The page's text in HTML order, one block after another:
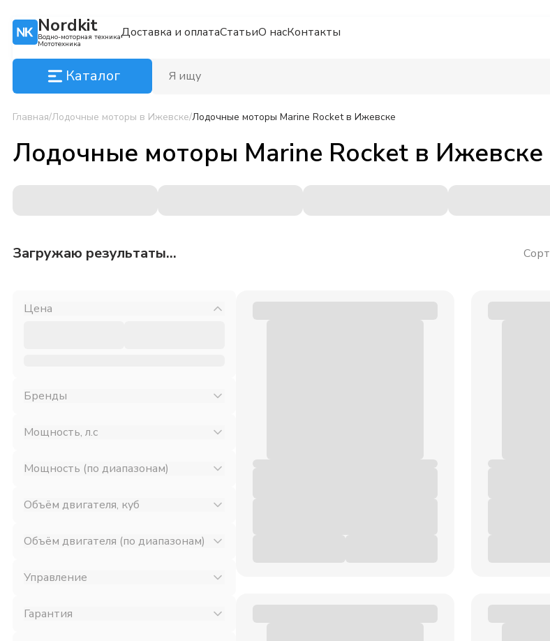
Nordkit
Водно-моторная техника
Мототехника
Доставка и оплатаСтатьиО насКонтакты
Каталог
Главная/Лодочные моторы в Ижевске/Лодочные моторы Marine Rocketв Ижевске
Лодочные моторы Marine Rocket в Ижевске
Загружаю результаты...
Цена
Бренды
Мощность, л.с
Мощность (по диапазонам)
Объём двигателя, куб
Объём двигателя (по диапазонам)
Управление
Гарантия